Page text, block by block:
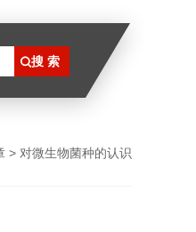
> 对微生物菌种的认识